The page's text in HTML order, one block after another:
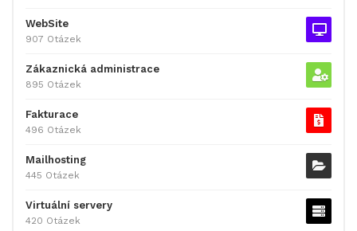
WebSite
907 Otázek
Zákaznická administrace
895 Otázek
Fakturace
496 Otázek
Mailhosting
445 Otázek
Virtuální servery
420 Otázek